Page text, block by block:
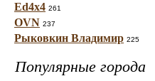
Ed4x4 261
OVN 237
Рыковкин Владимир 225
Популярные города